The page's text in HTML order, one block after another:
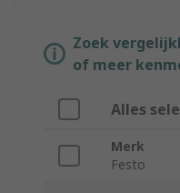
Zoek
of meer
Alles
Merk
Festo